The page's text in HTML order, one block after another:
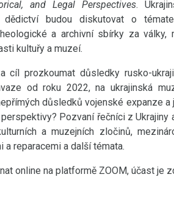
and Legal Perspectives.
budou diskutovat o
a archivní sbírky za války,
kultuřy a muzeí.
cíl prozkoumat důsledky rusko-
od roku 2022, na ukrajinská
důsledků vojenské expanze
Pozvaní řečníci z
a muzejních zločinů,
reparacemi a další témata.
online na platformě ZOOM, účast je